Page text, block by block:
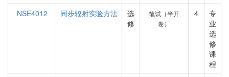
NSE4012
同步辐射实验方法
选
修
笔试（半开
卷）
4
专
业
选
修
课
程